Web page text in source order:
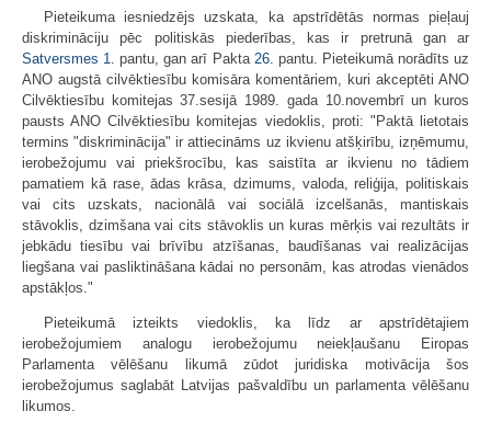
Pieteikuma iesniedzējs uzskata, ka apstrīdētās normas pieļauj
diskrimināciju pēc politiskās piederības, kas ir pretrunā gan ar
Satversmes 1. pantu, gan arī Pakta 26. pantu. Pieteikumā norādīts uz
ANO augstā cilvēktiesību komisāra komentāriem, kuri akceptēti ANO
Cilvēktiesību komitejas 37.sesijā 1989. gada 10.novembrī un kuros
pausts ANO Cilvēktiesību komitejas viedoklis, proti: "Paktā lietotais
termins "diskriminācija" ir attiecināms uz ikvienu atšķirību, izņēmumu,
ierobežojumu vai priekšrocību, kas saistīta ar ikvienu no tādiem
pamatiem kā rase, ādas krāsa, dzimums, valoda, reliģija, politiskais
vai cits uzskats, nacionālā vai sociālā izcelšanās, mantiskais
stāvoklis, dzimšana vai cits stāvoklis un kuras mērķis vai rezultāts ir
jebkādu tiesību vai brīvību atzīšanas, baudīšanas vai realizācijas
liegšana vai pasliktināšana kādai no personām, kas atrodas vienādos
apstākļos."
Pieteikumā izteikts viedoklis, ka līdz ar apstrīdētajiem
ierobežojumiem analogu ierobežojumu neiekļaušanu Eiropas
Parlamenta vēlēšanu likumā zūdot juridiska motivācija šos
ierobežojumus saglabāt Latvijas pašvaldību un parlamenta vēlēšanu
likumos.